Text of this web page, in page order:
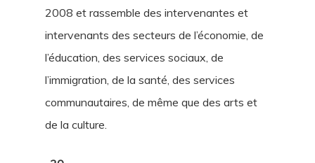
2008 et rassemble des intervenantes et
intervenants des secteurs de l’économie, de
l’éducation, des services sociaux, de
l’immigration, de la santé, des services
communautaires, de même que des arts et
de la culture.